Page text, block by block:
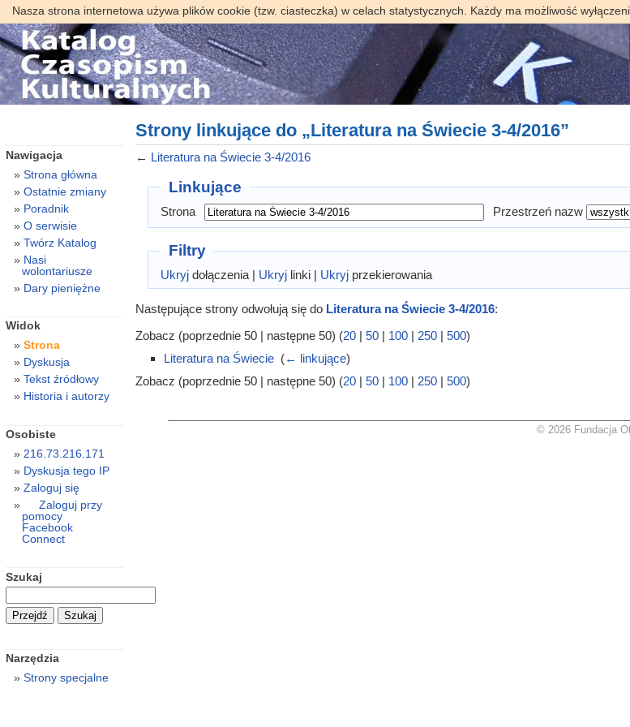
Nasza strona internetowa używa plików cookie (tzw. ciasteczka) w celach statystycznych. Każdy ma możliwość
Strony linkujące do „Literatura na Świecie 3-4/2016”
← Literatura na Świecie 3-4/2016
Linkujące
Strona Przestrzeń nazw
Filtry
Ukryj dołączenia | Ukryj linki | Ukryj przekierowania
Następujące strony odwołują się do Literatura na Świecie 3-4/2016:
Zobacz (poprzednie 50 | następne 50) (20| 50| 100| 250| 500)
Literatura na Świecie‎ (← linkujące)
Zobacz (poprzednie 50 | następne 50) (20| 50| 100| 250| 500)
Nawigacja
Strona główna
Ostatnie zmiany
Poradnik
O serwisie
Twórz Katalog
Nasi
wolontariusze
Dary pieniężne
Widok
Strona
Dyskusja
Tekst źródłowy
Historia i autorzy
Osobiste
216.73.216.171
Dyskusja tego IP
Zaloguj się
Zaloguj przy
pomocy
Facebook
Connect
Szukaj
Narzędzia
Strony specjalne
© 2026 Fundacja